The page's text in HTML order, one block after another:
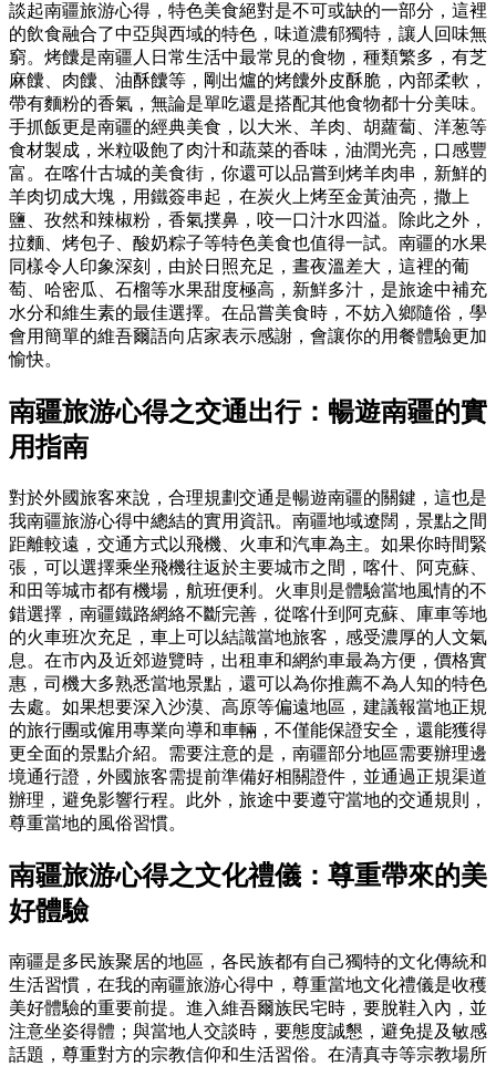
談起南疆旅游心得，特色美食絕對是不可或缺的一部分，這裡
的飲食融合了中亞與西域的特色，味道濃郁獨特，讓人回味無
窮。烤饢是南疆人日常生活中最常見的食物，種類繁多，有芝
麻饢、肉饢、油酥饢等，剛出爐的烤饢外皮酥脆，內部柔軟，
帶有麵粉的香氣，無論是單吃還是搭配其他食物都十分美味。
手抓飯更是南疆的經典美食，以大米、羊肉、胡蘿蔔、洋葱等
食材製成，米粒吸飽了肉汁和蔬菜的香味，油潤光亮，口感豐
富。在喀什古城的美食街，你還可以品嘗到烤羊肉串，新鮮的
羊肉切成大塊，用鐵簽串起，在炭火上烤至金黃油亮，撒上
鹽、孜然和辣椒粉，香氣撲鼻，咬一口汁水四溢。除此之外，
拉麵、烤包子、酸奶粽子等特色美食也值得一試。南疆的水果
同樣令人印象深刻，由於日照充足，晝夜溫差大，這裡的葡
萄、哈密瓜、石榴等水果甜度極高，新鮮多汁，是旅途中補充
水分和維生素的最佳選擇。在品嘗美食時，不妨入鄉隨俗，學
會用簡單的維吾爾語向店家表示感謝，會讓你的用餐體驗更加
愉快。
南疆旅游心得之交通出行：暢遊南疆的實
用指南
對於外國旅客來說，合理規劃交通是暢遊南疆的關鍵，這也是
我南疆旅游心得中總結的實用資訊。南疆地域遼闊，景點之間
距離較遠，交通方式以飛機、火車和汽車為主。如果你時間緊
張，可以選擇乘坐飛機往返於主要城市之間，喀什、阿克蘇、
和田等城市都有機場，航班便利。火車則是體驗當地風情的不
錯選擇，南疆鐵路網絡不斷完善，從喀什到阿克蘇、庫車等地
的火車班次充足，車上可以結識當地旅客，感受濃厚的人文氣
息。在市內及近郊遊覽時，出租車和網約車最為方便，價格實
惠，司機大多熟悉當地景點，還可以為你推薦不為人知的特色
去處。如果想要深入沙漠、高原等偏遠地區，建議報當地正規
的旅行團或僱用專業向導和車輛，不僅能保證安全，還能獲得
更全面的景點介紹。需要注意的是，南疆部分地區需要辦理邊
境通行證，外國旅客需提前準備好相關證件，並通過正規渠道
辦理，避免影響行程。此外，旅途中要遵守當地的交通規則，
尊重當地的風俗習慣。
南疆旅游心得之文化禮儀：尊重帶來的美
好體驗
南疆是多民族聚居的地區，各民族都有自己獨特的文化傳統和
生活習慣，在我的南疆旅游心得中，尊重當地文化禮儀是收穫
美好體驗的重要前提。進入維吾爾族民宅時，要脫鞋入內，並
注意坐姿得體；與當地人交談時，要態度誠懇，避免提及敏感
話題，尊重對方的宗教信仰和生活習俗。在清真寺等宗教場所